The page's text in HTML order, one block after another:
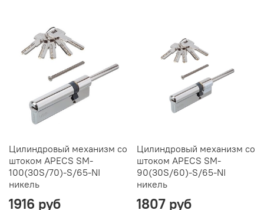
Цилиндровый механизм со
штоком APECS SM-
100(30S/70)-S/65-NI
никель
1916 руб
Цилиндровый механизм со
штоком APECS SM-
90(30S/60)-S/65-NI
никель
1807 руб